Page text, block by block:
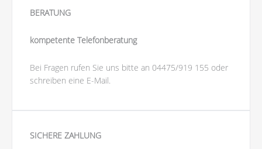
BERATUNG
kompetente Telefonberatung
Bei Fragen rufen Sie uns bitte an 04475/919 155 oder
schreiben eine E-Mail.
SICHERE ZAHLUNG